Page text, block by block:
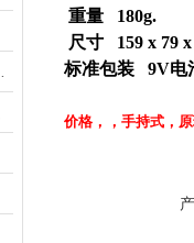
重量
180g.
尺寸
159 x 79
标准包装
9V电
价格 ， ， 手持式 ，